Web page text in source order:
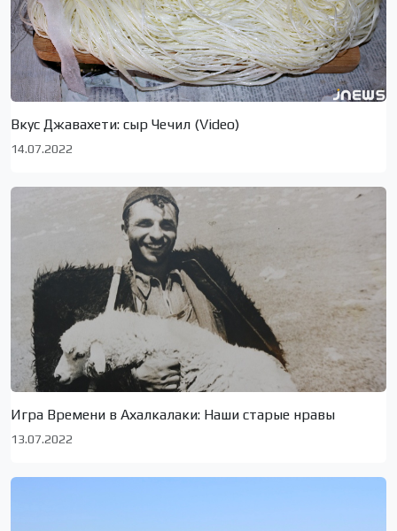
Вкус Джавахети: сыр Чечил (Video)
14.07.2022
Игра Времени в Ахалкалаки: Наши старые нравы
13.07.2022